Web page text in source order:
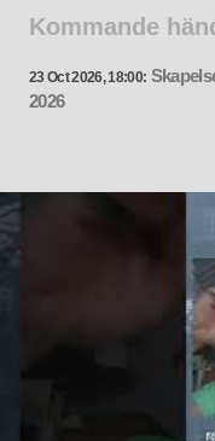
Kommande
23 Oct 2026, 18:00:
2026